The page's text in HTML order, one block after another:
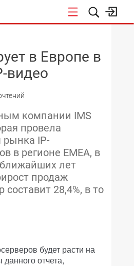
в Европе в
видео
компании IMS
провела
рынка IP-
в регионе EMEA, в
лет
продаж
составит 28,4%, в то
будет расти на
отчета,